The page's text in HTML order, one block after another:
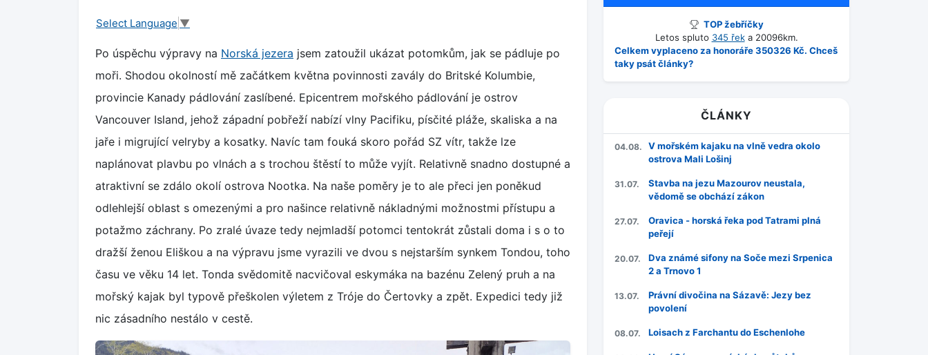
Select Language ▼
Po úspěchu výpravy na Norská jezera jsem zatoužil ukázat potomkům, jak se pádluje po
moři. Shodou okolností mě začátkem května povinnosti zavály do Britské Kolumbie,
provincie Kanady pádlování zaslíbené. Epicentrem mořského pádlování je ostrov
Vancouver Island, jehož západní pobřeží nabízí vlny Pacifiku, písčité pláže, skaliska a na
jaře i migrující velryby a kosatky. Navíc tam fouká skoro pořád SZ vítr, takže lze
naplánovat plavbu po vlnách a s trochou štěstí to může vyjít. Relativně snadno dostupné a
atraktivní se zdálo okolí ostrova Nootka. Na naše poměry je to ale přeci jen poněkud
odlehlejší oblast s omezenými a pro našince relativně nákladnými možnostmi přístupu a
potažmo záchrany. Po zralé úvaze tedy nejmladší potomci tentokrát zůstali doma i s o to
dražší ženou Eliškou a na výpravu jsme vyrazili ve dvou s nejstarším synkem Tondou, toho
času ve věku 14 let. Tonda svědomitě nacvičoval eskymáka na bazénu Zelený pruh a na
mořský kajak byl typově přeškolen výletem z Tróje do Čertovky a zpět. Expedici tedy již
nic zásadního nestálo v cestě.
TOP žebříčky
Letos spluto 345 řeka 20096km.
Celkem vyplaceno za honoráře 350326 Kč. Chceš
taky psát články?
ČLÁNKY
04.08.
V mořském kajaku na vlně vedra okolo
ostrova Mali Lošinj
31.07.
Stavba na jezu Mazourov neustala,
vědomě se obchází zákon
27.07.
Oravica - horská řeka pod Tatrami plná
peřejí
20.07.
Dva známé sifony na Soče mezi Srpenica
2 a Trnovo 1
13.07.
Právní divočina na Sázavě: Jezy bez
povolení
08.07. Loisach z Farchantu do Eschenlohe